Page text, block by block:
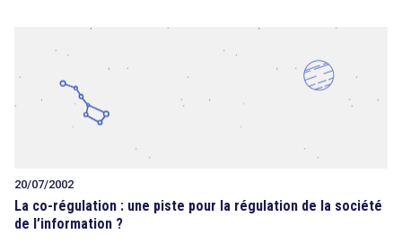
20/07/2002
La co-régulation : une piste pour la régulation de la société
de l’information ?